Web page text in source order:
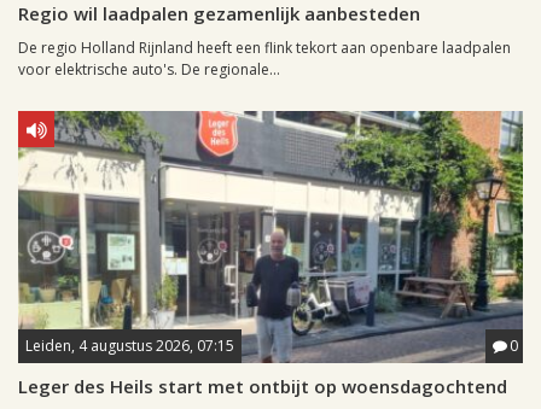
Regio wil laadpalen gezamenlijk aanbesteden
De regio Holland Rijnland heeft een flink tekort aan openbare laadpalen
voor elektrische auto's. De regionale...
Leiden, 4 augustus 2026, 07:15 0
Leger des Heils start met ontbijt op woensdagochtend